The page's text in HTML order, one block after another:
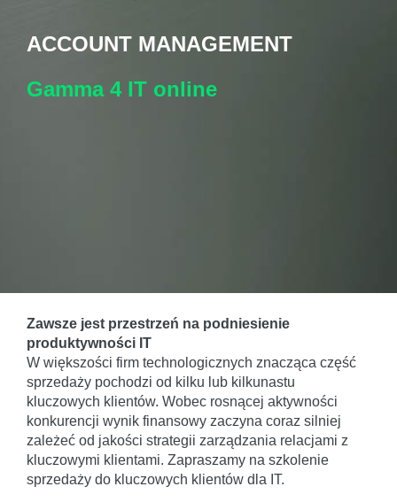
ACCOUNT MANAGEMENT
Gamma 4 IT online
Zawsze jest przestrzeń na podniesienie
produktywności IT
W większości firm technologicznych znacząca część
sprzedaży pochodzi od kilku lub kilkunastu
kluczowych klientów. Wobec rosnącej aktywności
konkurencji wynik finansowy zaczyna coraz silniej
zależeć od jakości strategii zarządzania relacjami z
kluczowymi klientami. Zapraszamy na szkolenie
sprzedaży do kluczowych klientów dla IT.